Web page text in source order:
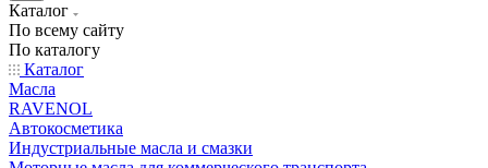
Каталог
По всему сайту
По каталогу
Каталог
Масла
RAVENOL
Автокосметика
Индустриальные масла и смазки